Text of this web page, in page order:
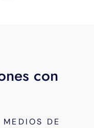
con
MEDIOS DE